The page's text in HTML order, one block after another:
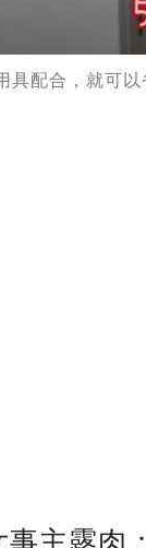
具配合，就可